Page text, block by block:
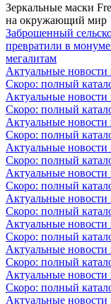
Зеркальные маски
на окружающий мир
Заброшенный
превратили в
мегалитам
Актуальные
Скоро: полный
Актуальные
Скоро: полный
Актуальные
Скоро: полный
Актуальные
Скоро: полный
Актуальные
Скоро: полный
Актуальные
Скоро: полный
Актуальные
Скоро: полный
Актуальные
Скоро: полный
Актуальные
Скоро: полный
Актуальные